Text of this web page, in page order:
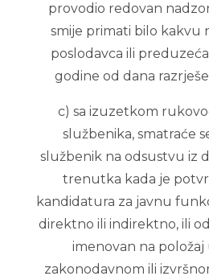
provodio redovan
smije primati bilo kakvu
poslodavca ili
godine od dana
c) sa izuzetkom
službenika, smatraće
službenik na odsustvu iz
trenutka kada je
kandidatura za javnu
direktno ili indirektno, ili
imenovan na
zakonodavnom ili